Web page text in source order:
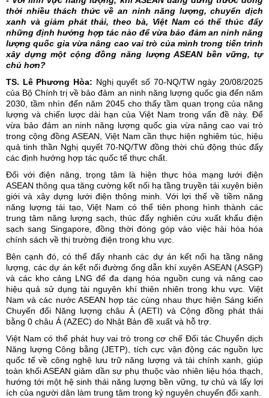
thời nhiều thách thức về an ninh năng lượng, chuyển dịch
xanh và giảm phát thải, theo bà, Việt Nam có thể thúc đẩy
những định hướng hợp tác nào để vừa bảo đảm an ninh năng
lượng quốc gia vừa nâng cao vai trò của mình trong tiến trình
xây dựng một cộng đồng năng lượng ASEAN bền vững, tự
chủ hơn?
TS. Lê Phương Hòa: Nghị quyết số 70-NQ/TW ngày 20/08/2025
của Bộ Chính trị về bảo đảm an ninh năng lượng quốc gia đến năm
2030, tầm nhìn đến năm 2045 cho thấy tầm quan trọng của năng
lượng và chiến lược dài hạn của Việt Nam trong vấn đề này. Để
vừa bảo đảm an ninh năng lượng quốc gia vừa nâng cao vai trò
trong cộng đồng ASEAN, Việt Nam cần thực hiện nghiêm túc, hiệu
quả tinh thần Nghị quyết 70-NQ/TW đồng thời chủ động thúc đẩy
các định hướng hợp tác quốc tế thực chất.
Đối với điện năng, trọng tâm là hiện thực hóa mạng lưới điện
ASEAN thông qua tăng cường kết nối hạ tầng truyền tải xuyên biên
giới và xây dựng lưới điện thông minh. Với lợi thế về tiềm năng
năng lượng tái tạo, Việt Nam có thể tiên phong hình thành các
trung tâm năng lượng sạch, thúc đẩy nghiên cứu xuất khẩu điện
sạch sang Singapore, đồng thời đóng góp vào việc hài hòa hóa
chính sách về thị trường điện trong khu vực.
Bên cạnh đó, có thể đẩy nhanh các dự án kết nối hạ tầng năng
lượng, các dự án kết nối đường ống dẫn khí xuyên ASEAN (ASGP)
và các kho cảng LNG để đa dạng hóa nguồn cung và nâng cao
hiệu quả sử dụng tài nguyên khí thiên nhiên trong khu vực. Việt
Nam và các nước ASEAN hợp tác cùng nhau thực hiện Sáng kiến
Chuyển đổi Năng lượng châu Á (AETI) và Cộng đồng phát thải
bằng 0 châu Á (AZEC) do Nhật Bản đề xuất và hỗ trợ.
Việt Nam có thể phát huy vai trò trong cơ chế Đối tác Chuyển dịch
Năng lượng Công bằng (JETP), tích cực vận động các nguồn lực
quốc tế về công nghệ lưu trữ năng lượng và tài chính xanh, giúp
toàn khối ASEAN giảm dần sự phụ thuộc vào nhiên liệu hóa thạch,
hướng tới một hệ sinh thái năng lượng bền vững, tự chủ và lấy lợi
ích của người dân làm trung tâm trong kỷ nguyên chuyển đổi xanh.